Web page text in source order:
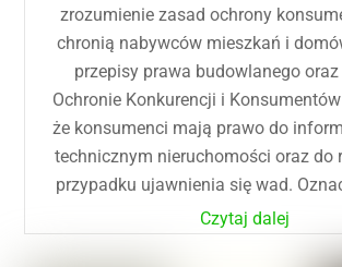
zrozumienie zasad ochrony
chronią nabywców mieszkań i
przepisy prawa budowlanego
Ochronie Konkurencji i
że konsumenci mają prawo do
technicznym nieruchomości oraz do
przypadku ujawnienia się wad.
Czytaj dalej